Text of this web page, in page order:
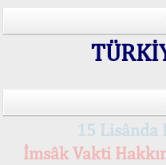
15 Lisânda
İmsâk Vakti